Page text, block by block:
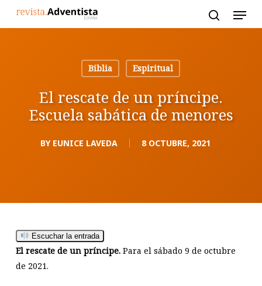
Biblia
Espiritual
El rescate de un príncipe.
Escuela sabática de menores
BY EUNICE LAVEDA 8 OCTUBRE, 2021
Escuchar la entrada
El rescate de un príncipe. Para el sábado 9 de octubre
de 2021.